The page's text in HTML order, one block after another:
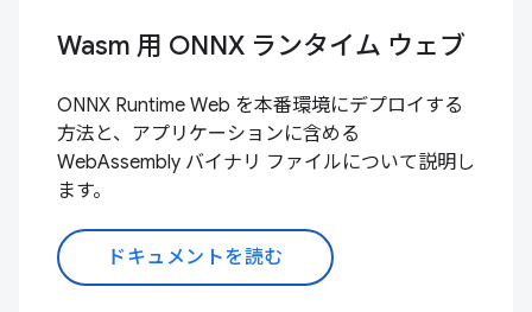
Wasm 用 ONNX ランタイム ウェブ
ONNX Runtime Web を本番環境にデプロイする
方法と、アプリケーションに含める
WebAssembly バイナリ ファイルについて説明し
ます。
ドキュメントを読む